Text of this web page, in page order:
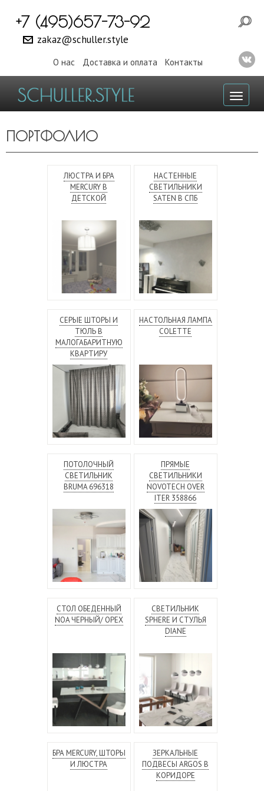
+7 (495)657-73-92
zakaz@schuller.style
О нас Доставка и оплата Контакты
ПОРТФОЛИО
ЛЮСТРА И БРА
MERCURY В
ДЕТСКОЙ
НАСТЕННЫЕ
СВЕТИЛЬНИКИ
SATEN В СПБ
СЕРЫЕ ШТОРЫ И
ТЮЛЬ В
МАЛОГАБАРИТНУЮ
КВАРТИРУ
НАСТОЛЬНАЯ ЛАМПА
COLETTE
ПОТОЛОЧНЫЙ
СВЕТИЛЬНИК
BRUMA 696318
ПРЯМЫЕ
СВЕТИЛЬНИКИ
NOVOTECH OVER
ITER 358866
СТОЛ ОБЕДЕННЫЙ
NOA ЧЕРНЫЙ/ ОРЕХ
СВЕТИЛЬНИК
SPHERE И СТУЛЬЯ
DIANE
БРА MERCURY, ШТОРЫ
И ЛЮСТРА
ЗЕРКАЛЬНЫЕ
ПОДВЕСЫ ARGOS В
КОРИДОРЕ